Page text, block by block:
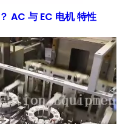
AC 与 EC 电机 特性